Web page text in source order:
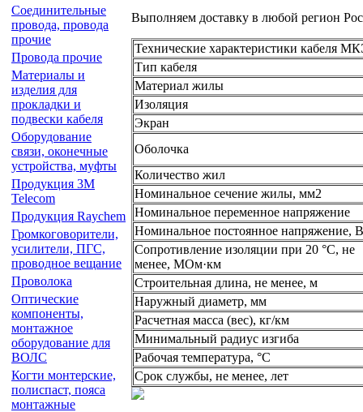
Соединительные
провода, провода
прочие
Провода прочие
Материалы и
изделия для
прокладки и
подвески кабеля
Оборудование
связи, оконечные
устройства, муфты
Продукция 3М
Telecom
Продукция Raychem
Громкоговорители,
усилители, ПГС,
проводное вещание
Проволока
Оптические
компоненты,
монтажное
оборудование для
ВОЛС
Когти монтерские,
полиспаст, пояса
монтажные
Выполняем доставку в любой регион
Технические характеристики кабеля
Тип кабеля
Материал жилы
Изоляция
Экран
Оболочка
Количество жил
Номинальное сечение жилы, мм2
Номинальное переменное напряжение
Номинальное постоянное напряжение, В
Сопротивление изоляции при 20 °С, не
менее, МОм·км
Строительная длина, не менее, м
Наружный диаметр, мм
Расчетная масса (вес), кг/км
Минимальный радиус изгиба
Рабочая температура, °C
Срок службы, не менее, лет